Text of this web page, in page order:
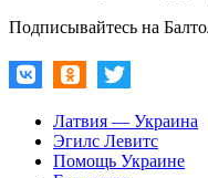
Подписывайтесь на
Латвия — Украина
Эгилс Левитс
Помощь Украине